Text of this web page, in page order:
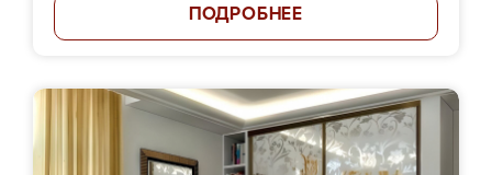
ПОДРОБНЕЕ